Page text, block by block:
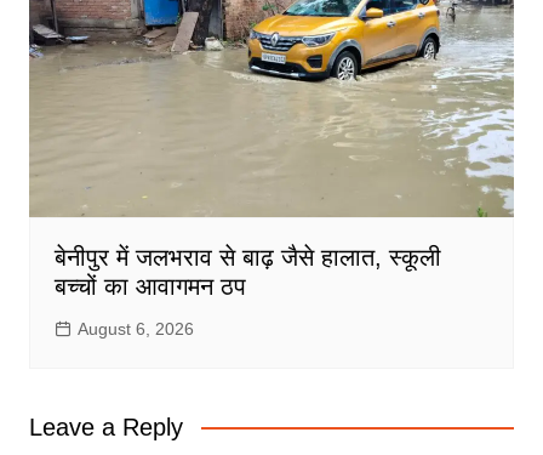
बेनीपुर में जलभराव से बाढ़ जैसे हालात, स्कूली
बच्चों का आवागमन ठप
August 6, 2026
Leave a Reply